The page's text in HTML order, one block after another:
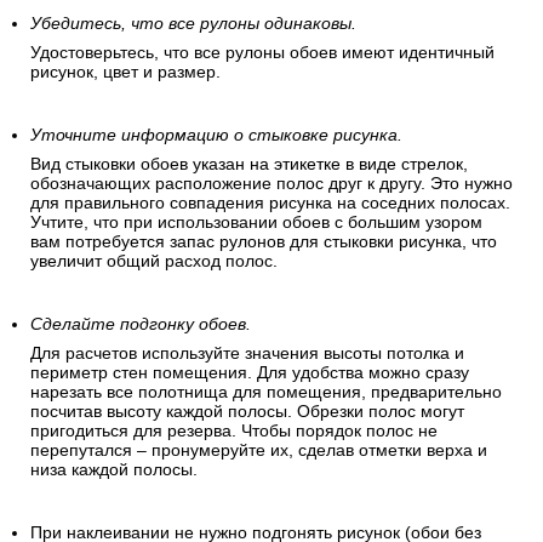
Убедитесь, что все рулоны одинаковы.
Удостоверьтесь, что все рулоны обоев имеют идентичный
рисунок, цвет и размер.
Уточните информацию о стыковке рисунка.
Вид стыковки обоев указан на этикетке в виде стрелок,
обозначающих расположение полос друг к другу. Это нужно
для правильного совпадения рисунка на соседних полосах.
Учтите, что при использовании обоев с большим узором
вам потребуется запас рулонов для стыковки рисунка, что
увеличит общий расход полос.
Сделайте подгонку обоев.
Для расчетов используйте значения высоты потолка и
периметр стен помещения. Для удобства можно сразу
нарезать все полотнища для помещения, предварительно
посчитав высоту каждой полосы. Обрезки полос могут
пригодиться для резерва. Чтобы порядок полос не
перепутался – пронумеруйте их, сделав отметки верха и
низа каждой полосы.
При наклеивании не нужно подгонять рисунок (обои без